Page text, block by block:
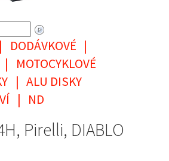
| DODÁVKOVÉ |
|
MOTOCYKLOVÉ
| ALU DISKY
| ND
Pirelli, DIABLO